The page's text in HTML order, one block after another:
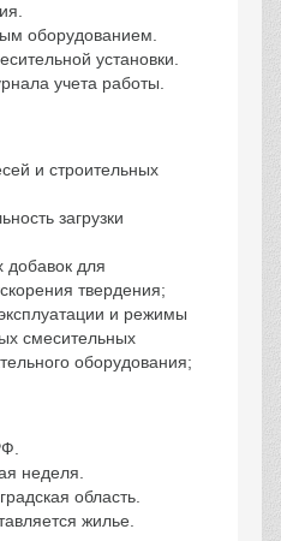
оборудованием.
установки.
учета работы.
и строительных
загрузки
для
твердения;
и режимы
смесительных
оборудования;
неделя.
область.
жилье.